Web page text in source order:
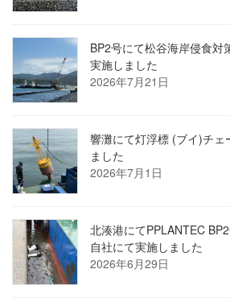
BP2号にて松谷海岸侵食対
実施しました
2026年7月21日
響灘にて灯浮標 (ブイ)チェ
ました
2026年7月1日
北湊港にてPPLANTEC
自社にて実施しました
2026年6月29日